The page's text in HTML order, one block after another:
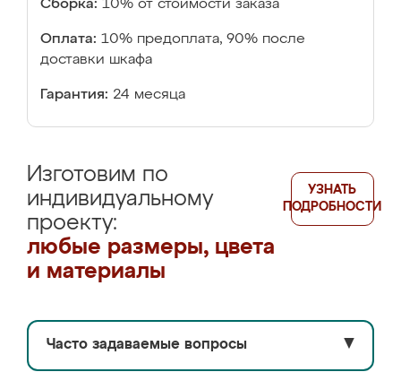
Сборка: 10% от стоимости заказа
Оплата: 10% предоплата, 90% после
доставки шкафа
Гарантия: 24 месяца
Изготовим по
индивидуальному
проекту:
любые размеры, цвета
и материалы
УЗНАТЬ
ПОДРОБНОСТИ
Часто задаваемые вопросы ▼